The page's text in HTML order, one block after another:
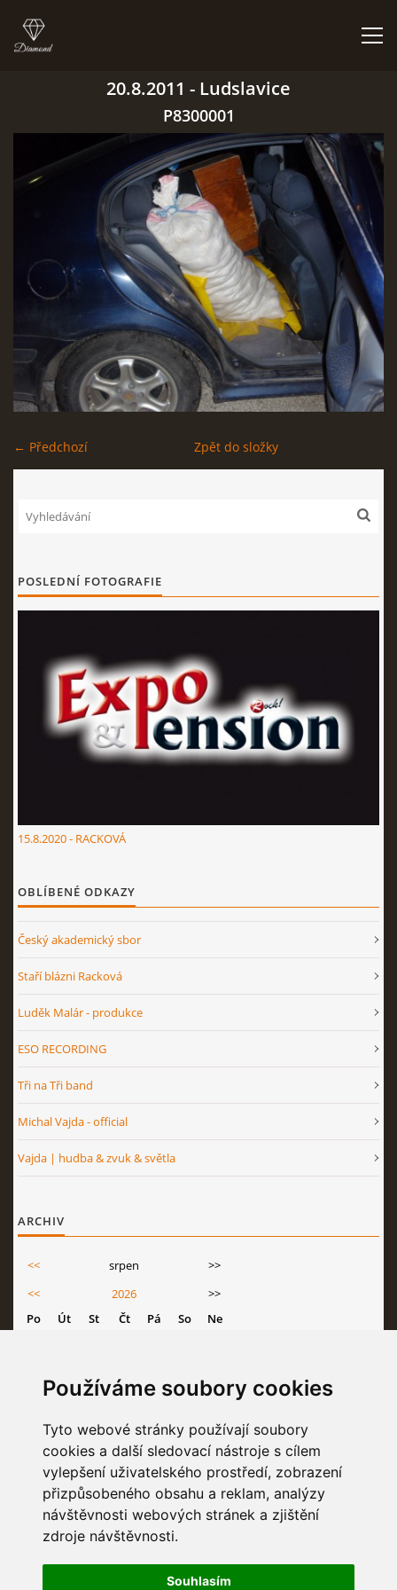
Používáme soubory cookies
Tyto webové stránky používají soubory
cookies a další sledovací nástroje s cílem
vylepšení uživatelského prostředí, zobrazení
přizpůsobeného obsahu a reklam, analýzy
návštěvnosti webových stránek a zjištění
zdroje návštěvnosti.
Souhlasím
BIGBÍTY A VYSTOUPENÍ
ORCHESTR V PLNÉ SÍLE
CO HRAJEM | NEHRAJEM
NĚCO Z PRAVĚKU
DISKOGRAFIE
721 468 286
© 2026 eStránky.cz |WebSlice Tisk|Aktualizováno: 3. 8. 2026
Nahoru ↑
20.8.2011 - Ludslavice
P8300001
← Předchozí Zpět do složky
POSLEDNÍ FOTOGRAFIE
15.8.2020 - RACKOVÁ
OBLÍBENÉ ODKAZY
Český akademický sbor
Staří blázni Racková
Luděk Malár - produkce
ESO RECORDING
Tři na Tři band
Michal Vajda - official
Vajda | hudba & zvuk & světla
ARCHIV
<< srpen
>>
<<
2026
>>
Po
Út St Čt Pá So
Ne
11 12 13 14 15
16
18 19 20 21 22
23
25 26 27 28 29
30
STATISTIKY